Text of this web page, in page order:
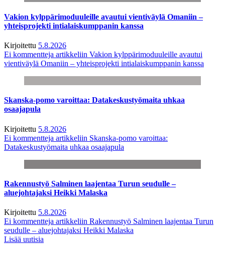
Vakion kylppärimoduuleille avautui vientiväylä Omaniin –
yhteisprojekti intialaiskumppanin kanssa
Kirjoitettu 5.8.2026
Ei kommentteja artikkeliin Vakion kylppärimoduuleille avautui
vientiväylä Omaniin – yhteisprojekti intialaiskumppanin kanssa
Skanska-pomo varoittaa: Datakeskustyömaita uhkaa
osaajapula
Kirjoitettu 5.8.2026
Ei kommentteja artikkeliin Skanska-pomo varoittaa:
Datakeskustyömaita uhkaa osaajapula
Rakennustyö Salminen laajentaa Turun seudulle –
aluejohtajaksi Heikki Malaska
Kirjoitettu 5.8.2026
Ei kommentteja artikkeliin Rakennustyö Salminen laajentaa Turun
seudulle – aluejohtajaksi Heikki Malaska
Lisää uutisia